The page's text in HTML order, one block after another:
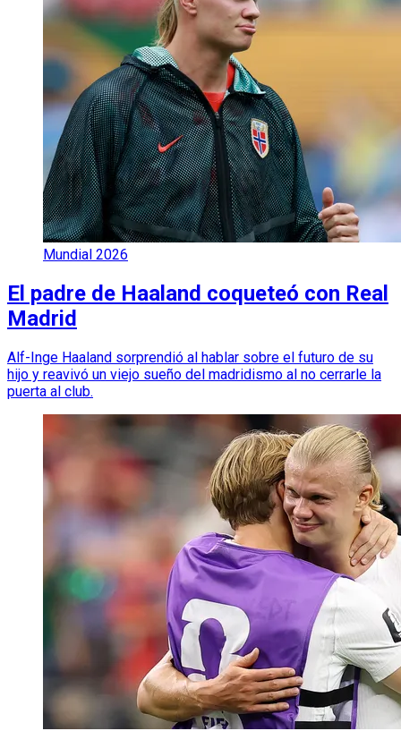
Mundial 2026
El padre de Haaland coqueteó con Real
Madrid
Alf-Inge Haaland sorprendió al hablar sobre el futuro de su
hijo y reavivó un viejo sueño del madridismo al no cerrarle la
puerta al club.